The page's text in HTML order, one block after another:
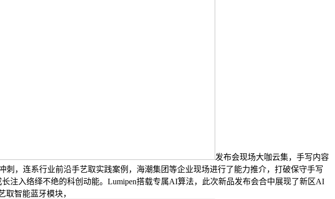
发布会现场大咖云集，手写内容
，连系行业前沿手艺取实践案例，海潮集团等企业现场进行了能力推介，打破保守手写
注入络绎不绝的科创动能。Lumipen搭载专属AI算法，此次新品发布会合中展现了新区AI
智能蓝牙模块，